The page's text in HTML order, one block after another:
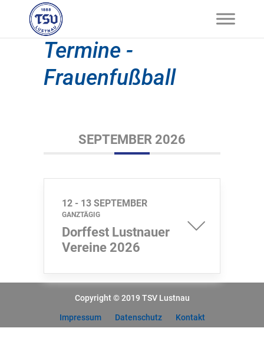
Termine -
Frauenfußball
SEPTEMBER 2026
12 - 13 SEPTEMBER
GANZTÄGIG
Dorffest Lustnauer
Vereine 2026
Copyright © 2019 TSV Lustnau
Impressum Datenschutz Kontakt